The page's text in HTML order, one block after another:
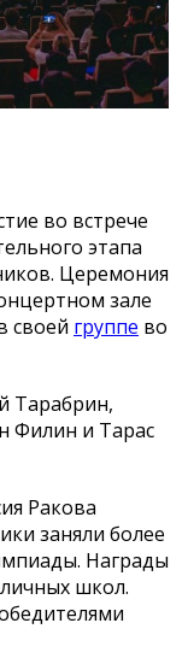
во встрече
этапа
Церемония
зале
своей группе во
Тарабрин,
Филин и Тарас
Ракова
заняли более
Награды
школ.